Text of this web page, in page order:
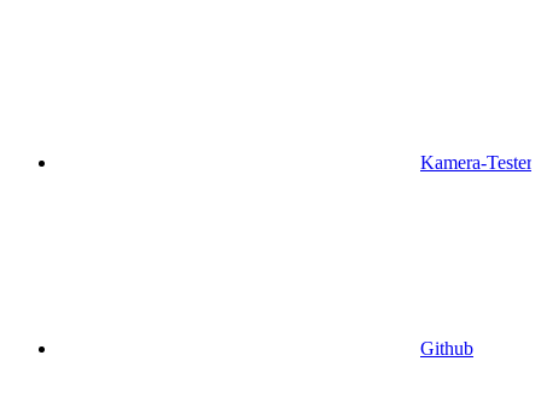
Kamera-Tester
Github